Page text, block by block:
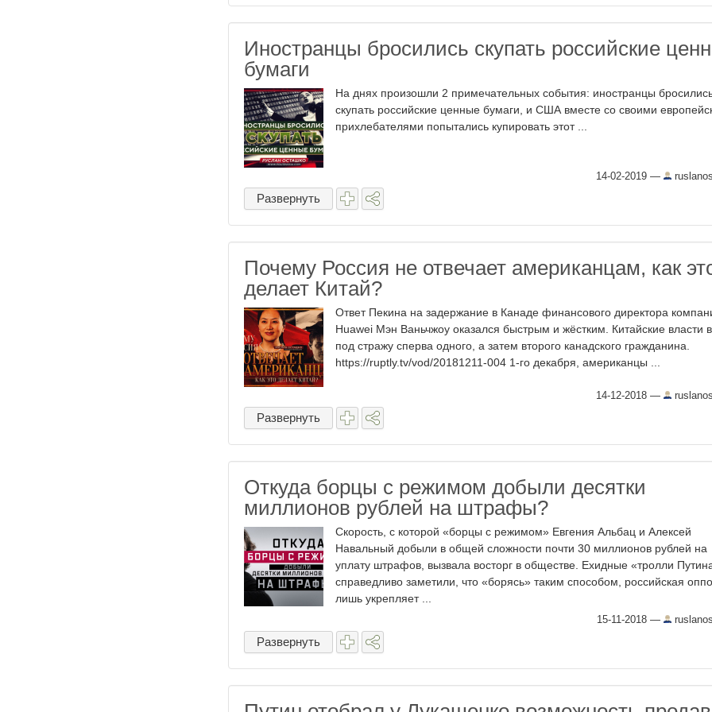
Иностранцы бросились скупать российские
бумаги
На днях произошли 2 примечательных события: иностранцы
скупать российские ценные бумаги, и США вместе со своими
прихлебателями попытались купировать этот ...
14-02-2019 —
Развернуть
Почему Россия не отвечает американцам, как
делает Китай?
Ответ Пекина на задержание в Канаде финансового директора
Huawei Мэн Ваньчжоу оказался быстрым и жёстким. Китайские власти
под стражу сперва одного, а затем второго канадского гражданина.
https://ruptly.tv/vod/20181211-004 1-го декабря, американцы ...
14-12-2018 —
Развернуть
Откуда борцы с режимом добыли десятки
миллионов рублей на штрафы?
Скорость, с которой «борцы с режимом» Евгения Альбац и Алексей
Навальный добыли в общей сложности почти 30 миллионов рублей на
уплату штрафов, вызвала восторг в обществе. Ехидные «тролли
справедливо заметили, что «борясь» таким способом, российская
лишь укрепляет ...
15-11-2018 —
Развернуть